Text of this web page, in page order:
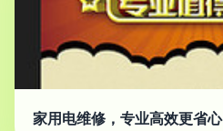
家用电维修，专业高效更省心